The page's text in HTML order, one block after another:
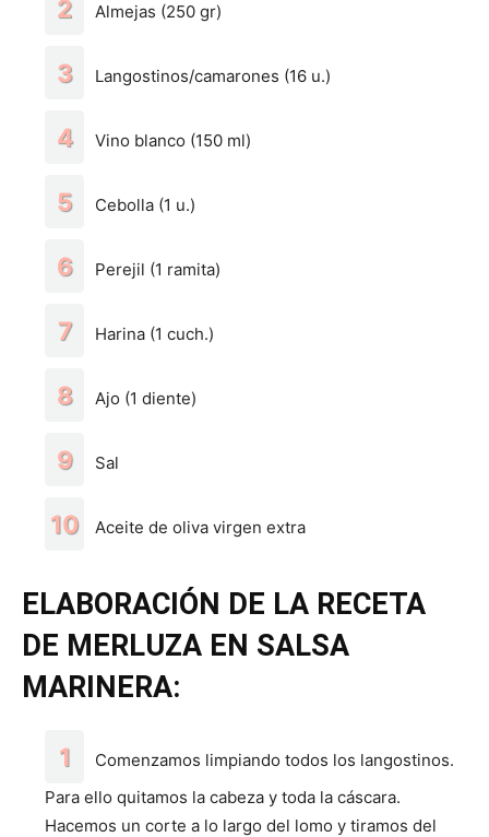
Almejas (250 gr)
Langostinos/camarones (16 u.)
Vino blanco (150 ml)
Cebolla (1 u.)
Perejil (1 ramita)
Harina (1 cuch.)
Ajo (1 diente)
Sal
Aceite de oliva virgen extra
ELABORACIÓN DE LA RECETA
DE MERLUZA EN SALSA
MARINERA:
Comenzamos limpiando todos los langostinos.
Para ello quitamos la cabeza y toda la cáscara.
Hacemos un corte a lo largo del lomo y tiramos del